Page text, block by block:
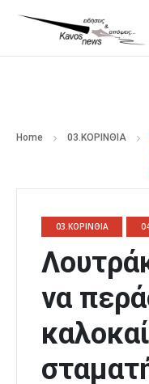
Home 03.ΚΟΡΙΝΘΙΑ
03.ΚΟΡΙΝΘΙΑ
να